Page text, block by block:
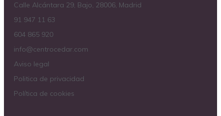
Calle Alcántara 29, Bajo, 28006, Madrid
91 947 11 63
604 865 920
info@centrocedar.com
Aviso legal
Politica de privacidad
Política de cookies